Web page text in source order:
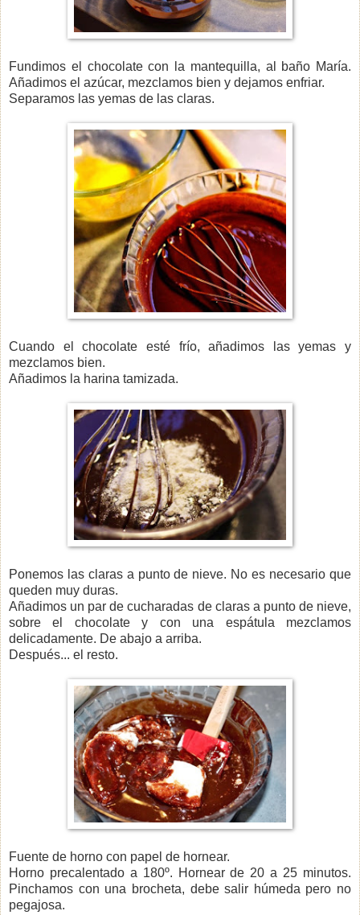
Fundimos el chocolate con la mantequilla, al baño María.
Añadimos el azúcar, mezclamos bien y dejamos enfriar.
Separamos las yemas de las claras.
Cuando el chocolate esté frío, añadimos las yemas y
mezclamos bien.
Añadimos la harina tamizada.
Ponemos las claras a punto de nieve. No es necesario que
queden muy duras.
Añadimos un par de cucharadas de claras a punto de nieve,
sobre el chocolate y con una espátula mezclamos
delicadamente. De abajo a arriba.
Después... el resto.
Fuente de horno con papel de hornear.
Horno precalentado a 180º. Hornear de 20 a 25 minutos.
Pinchamos con una brocheta, debe salir húmeda pero no
pegajosa.